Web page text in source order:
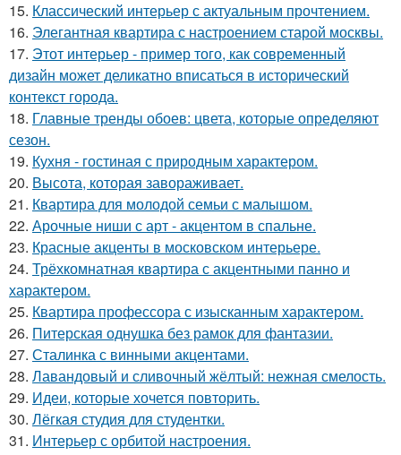
15. Классический интерьер с актуальным прочтением.
16. Элегантная квартира с настроением старой москвы.
17. Этот интерьер - пример того, как современный
дизайн может деликатно вписаться в исторический
контекст города.
18. Главные тренды обоев: цвета, которые определяют
сезон.
19. Кухня - гостиная с природным характером.
20. Высота, которая завораживает.
21. Квартира для молодой семьи с малышом.
22. Арочные ниши с арт - акцентом в спальне.
23. Красные акценты в московском интерьере.
24. Трёхкомнатная квартира с акцентными панно и
характером.
25. Квартира профессора с изысканным характером.
26. Питерская однушка без рамок для фантазии.
27. Сталинка с винными акцентами.
28. Лавандовый и сливочный жёлтый: нежная смелость.
29. Идеи, которые хочется повторить.
30. Лёгкая студия для студентки.
31. Интерьер с орбитой настроения.